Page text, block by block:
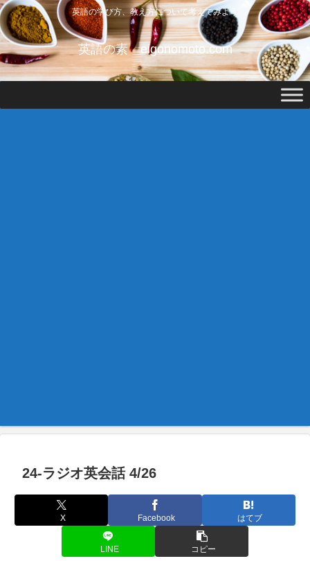
英語の学び方、教え方について考えてみよう
英語の素 eigonomoto.com
24-ラジオ英会話 4/26
X Facebook はてブ
LINE コピー